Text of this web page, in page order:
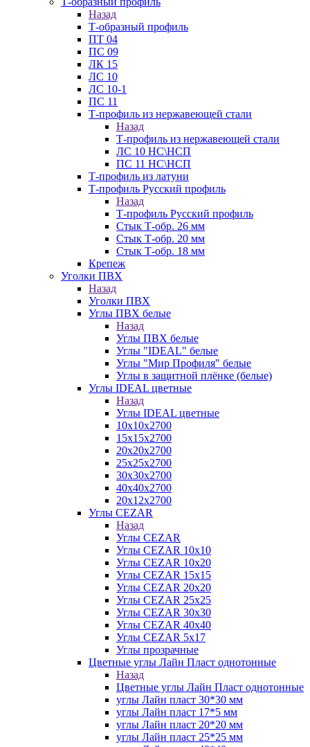
Назад
Т-образный профиль
ПТ 04
ПС 09
ЛК 15
ЛС 10
ЛС 10-1
ПС 11
Т-профиль из нержавеющей стали
Назад
Т-профиль из нержавеющей стали
ЛС 10 НС\НСП
ПС 11 НС\НСП
Т-профиль из латуни
Т-профиль Русский профиль
Назад
Т-профиль Русский профиль
Стык Т-обр. 26 мм
Стык Т-обр. 20 мм
Стык Т-обр. 18 мм
Крепеж
Уголки ПВХ
Назад
Уголки ПВХ
Углы ПВХ белые
Назад
Углы ПВХ белые
Углы "IDEAL" белые
Углы "Мир Профиля" белые
Углы в защитной плёнке (белые)
Углы IDEAL цветные
Назад
Углы IDEAL цветные
10х10х2700
15х15х2700
20х20х2700
25х25х2700
30х30х2700
40х40х2700
20х12х2700
Углы CEZAR
Назад
Углы CEZAR
Углы CEZAR 10х10
Углы CEZAR 10х20
Углы CEZAR 15х15
Углы CEZAR 20х20
Углы CEZAR 25х25
Углы CEZAR 30х30
Углы CEZAR 40х40
Углы CEZAR 5х17
Углы прозрачные
Цветные углы Лайн Пласт однотонные
Назад
Цветные углы Лайн Пласт однотонные
углы Лайн пласт 30*30 мм
углы Лайн пласт 17*5 мм
углы Лайн пласт 20*20 мм
углы Лайн пласт 25*25 мм